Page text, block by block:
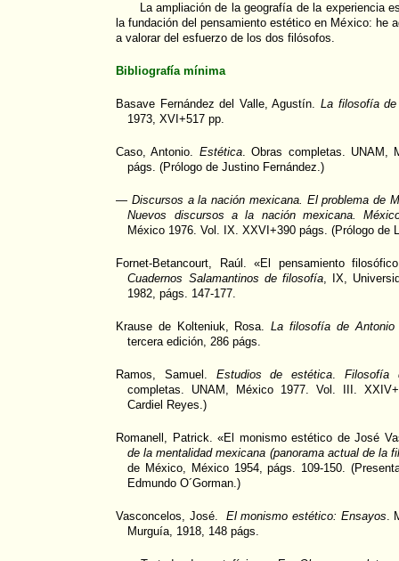
La ampliación de la geografía de la experiencia
la fundación del pensamiento estético en México: he
a valorar del esfuerzo de los dos filósofos.
Bibliografía mínima
Basave Fernández del Valle, Agustín. La filosofía
1973, XVI+517 pp.
Caso, Antonio. Estética. Obras completas. UNAM,
págs. (Prólogo de Justino Fernández.)
— Discursos a la nación mexicana. El problema de
Nuevos discursos a la nación mexicana.
México 1976. Vol. IX. XXVI+390 págs. (Prólogo de
Fornet-Betancourt, Raúl. «El pensamiento
Cuadernos Salamantinos de filosofía, IX,
1982, págs. 147-177.
Krause de Kolteniuk, Rosa.La filosofía de Antonio
tercera edición, 286 págs.
Ramos, Samuel. Estudios de estética.Filosofía
completas. UNAM, México 1977. Vol. III.
Cardiel Reyes.)
Romanell, Patrick. «El monismo estético de José
de la mentalidad mexicana (panorama actual de la
de México, México 1954, págs. 109-150.
Edmundo O´Gorman.)
Vasconcelos, José. El monismo estético: Ensayos.
Murguía, 1918, 148 págs.